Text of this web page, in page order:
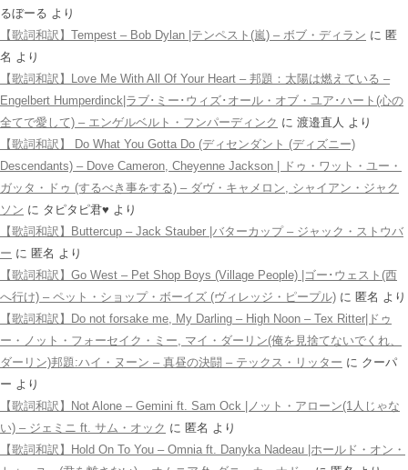
るぼーる より
【歌詞和訳】Tempest – Bob Dylan |テンペスト(嵐) – ボブ・ディラン に 匿
名 より
【歌詞和訳】Love Me With All Of Your Heart – 邦題：太陽は燃えている –
Engelbert Humperdinck|ラブ･ミー･ウィズ･オール・オブ・ユア･ハート(心の
全てで愛して) – エンゲルベルト・フンパーディンク に 渡邉直人 より
【歌詞和訳】 Do What You Gotta Do (ディセンダント (ディズニー)
Descendants) – Dove Cameron, Cheyenne Jackson | ドゥ・ワット・ユー・
ガッタ・ドゥ (するべき事をする) – ダヴ・キャメロン, シャイアン・ジャク
ソン に タピタピ君♥️ より
【歌詞和訳】Buttercup – Jack Stauber |バターカップ – ジャック・ストウバ
ー に 匿名 より
【歌詞和訳】Go West – Pet Shop Boys (Village People) |ゴー･ウェスト(西
へ行け) – ペット・ショップ・ボーイズ (ヴィレッジ・ピープル) に 匿名 より
【歌詞和訳】Do not forsake me, My Darling – High Noon – Tex Ritter|ドゥ
ー・ノット・フォーセイク・ミー, マイ・ダーリン(俺を見捨てないでくれ、
ダーリン)邦題:ハイ・ヌーン – 真昼の決闘 – テックス・リッター に クーパ
ー より
【歌詞和訳】Not Alone – Gemini ft. Sam Ock |ノット・アローン(1人じゃな
い) – ジェミニ ft. サム・オック に 匿名 より
【歌詞和訳】Hold On To You – Omnia ft. Danyka Nadeau |ホールド・オン・